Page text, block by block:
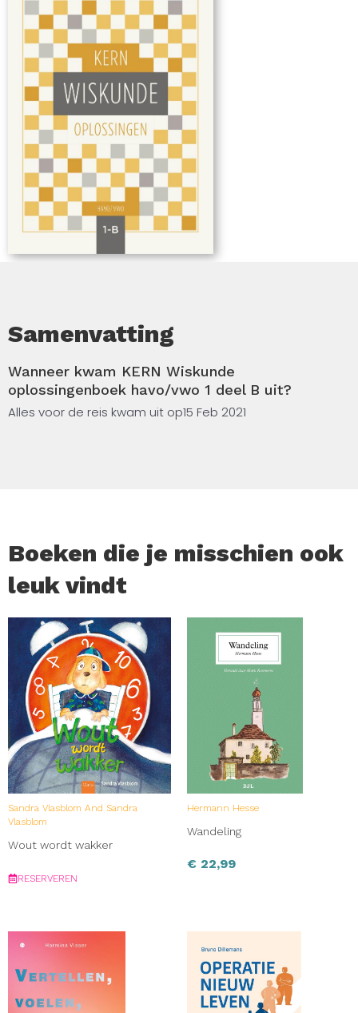
Samenvatting
Wanneer kwam KERN Wiskunde
oplossingenboek havo/vwo 1 deel B uit?
Alles voor de reis kwam uit op15 Feb 2021
Boeken die je misschien ook
leuk vindt
Sandra Vlasblom And Sandra
Vlasblom
Wout wordt wakker
RESERVEREN
Hermann Hesse
Wandeling
€ 22,99